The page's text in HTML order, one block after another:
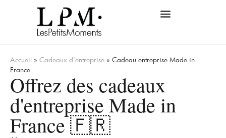
Accueil » Cadeaux d'entreprise » Cadeau entreprise Made in
France
Offrez des cadeaux
d'entreprise Made in
France 🇫🇷